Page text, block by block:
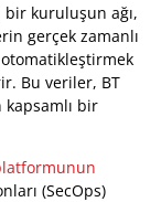
bir kuruluşun ağı,
gerçek zamanlı
otomatikleştirmek
Bu veriler, BT
kapsamlı bir
(SecOps)